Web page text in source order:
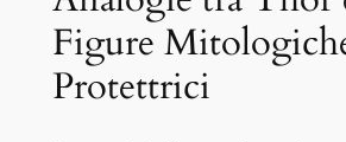
Figure
Protettrici